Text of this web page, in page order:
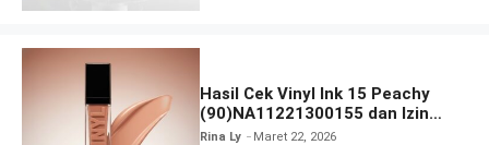
Hasil Cek Vinyl Ink 15 Peachy
(90)NA11221300155 dan Izin
BPOM
Rina Ly Maret 22, 2026